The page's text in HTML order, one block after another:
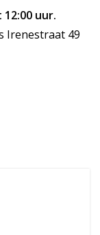
uur.
Irenestraat 49